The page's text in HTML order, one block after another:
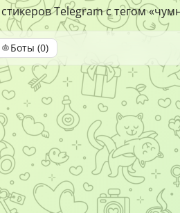
Telegram с тегом
Боты (0)